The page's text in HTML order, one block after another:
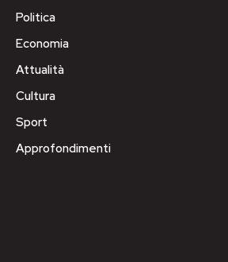
Politica
Economia
Attualità
Cultura
Sport
Approfondimenti